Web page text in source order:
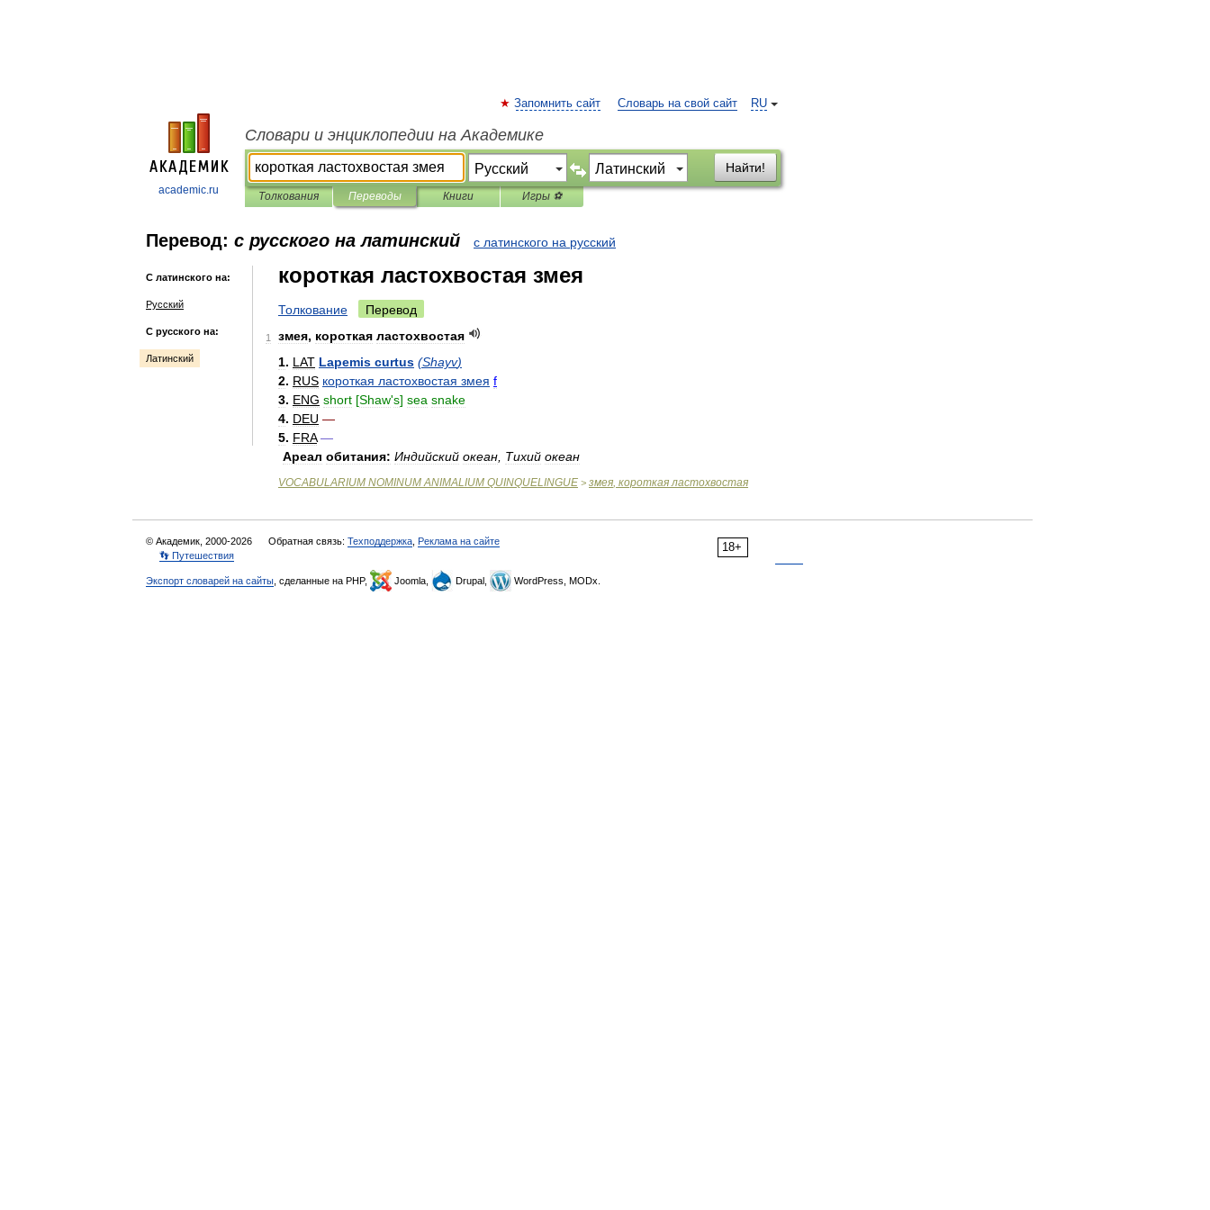
academic.ru
RU
Запомнить сайт Словарь на свой сайт
Словари и энциклопедии на Академике
Найти!
Толкования Переводы Книги Игры ⚽
Перевод: с русского на латинский с латинского на русский
С латинского на:
Русский
С русского на:
Латинский
короткая ластохвостая змея
Толкование Перевод
1 змея, короткая ластохвостая
1. LAT Lapemis curtus (Shayv)
2. RUS короткая ластохвостая змея f
3. ENG short [Shaw's] sea snake
4. DEU —
5. FRA —
Ареал обитания: Индийский океан Тихий океан
VOCABULARIUM NOMINUM ANIMALIUM QUINQUELINGUE > змея, короткая ластохвостая
18+
© Академик, 2000-2026 Обратная связь: Техподдержка Реклама на сайте
👣 Путешествия
Экспорт словарей на сайты , сделанные на PHP, Joomla, Drupal, WordPress, MODx.